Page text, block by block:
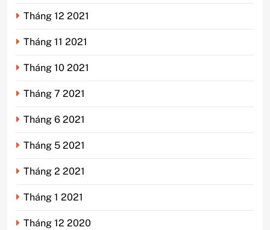
Tháng 12 2021
Tháng 11 2021
Tháng 10 2021
Tháng 7 2021
Tháng 6 2021
Tháng 5 2021
Tháng 2 2021
Tháng 1 2021
Tháng 12 2020